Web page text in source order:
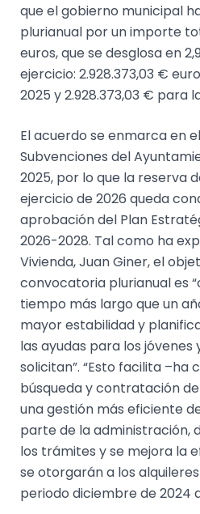
que el gobierno municipal
plurianual por un importe
euros, que se desglosa en
ejercicio: 2.928.373,03 €
2025 y 2.928.373,03 € para
El acuerdo se enmarca en
Subvenciones del
2025, por lo que la reserva
ejercicio de 2026 queda
aprobación del Plan
2026-2028. Tal como ha
Vivienda, Juan Giner, el
convocatoria plurianual es
tiempo más largo que un
mayor estabilidad y
las ayudas para los jóvenes
solicitan”. “Esto facilita –ha
búsqueda y contratación
una gestión más eficiente
parte de la administración,
los trámites y se mejora la
se otorgarán a los
periodo diciembre de 2024